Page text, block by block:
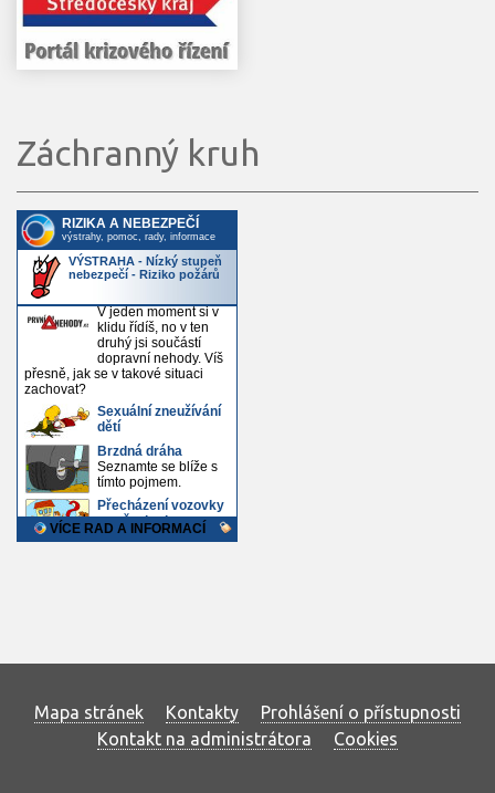
Záchranný kruh
Mapa stránek Kontakty
Prohlášení o přístupnosti
Kontakt na administrátora
Cookies